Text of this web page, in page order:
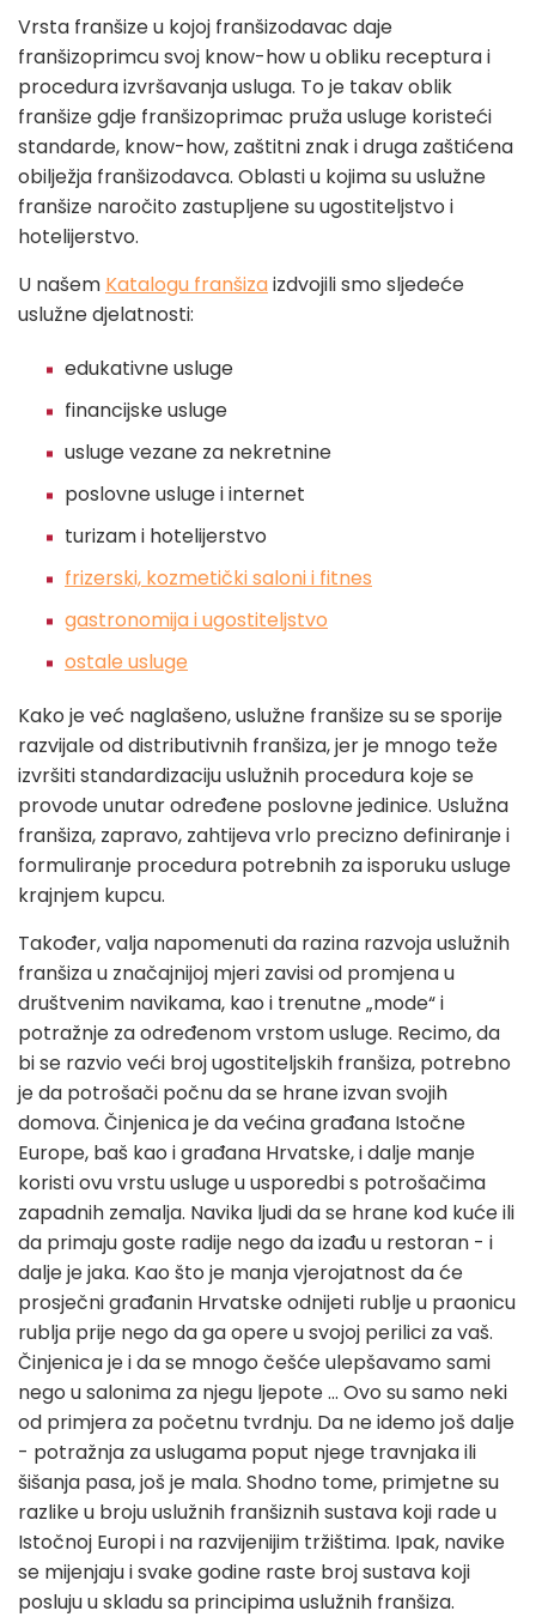
Vrsta franšize u kojoj franšizodavac daje
franšizoprimcu svoj know-how u obliku receptura i
procedura izvršavanja usluga. To je takav oblik
franšize gdje franšizoprimac pruža usluge koristeći
standarde, know-how, zaštitni znak i druga zaštićena
obilježja franšizodavca. Oblasti u kojima su uslužne
franšize naročito zastupljene su ugostiteljstvo i
hotelijerstvo.
U našem Katalogu franšizaizdvojili smo sljedeće
uslužne djelatnosti:
edukativne usluge
financijske usluge
usluge vezane za nekretnine
poslovne usluge i internet
turizam i hotelijerstvo
frizerski, kozmetički saloni i fitnes
gastronomija i ugostiteljstvo
ostale usluge
Kako je već naglašeno, uslužne franšize su se sporije
razvijale od distributivnih franšiza, jer je mnogo teže
izvršiti standardizaciju uslužnih procedura koje se
provode unutar određene poslovne jedinice. Uslužna
franšiza, zapravo, zahtijeva vrlo precizno definiranje i
formuliranje procedura potrebnih za isporuku usluge
krajnjem kupcu.
Također, valja napomenuti da razina razvoja uslužnih
franšiza u značajnijoj mjeri zavisi od promjena u
društvenim navikama, kao i trenutne „mode“ i
potražnje za određenom vrstom usluge. Recimo, da
bi se razvio veći broj ugostiteljskih franšiza, potrebno
je da potrošači počnu da se hrane izvan svojih
domova. Činjenica je da većina građana Istočne
Europe, baš kao i građana Hrvatske, i dalje manje
koristi ovu vrstu usluge u usporedbi s potrošačima
zapadnih zemalja. Navika ljudi da se hrane kod kuće ili
da primaju goste radije nego da izađu u restoran - i
dalje je jaka. Kao što je manja vjerojatnost da će
prosječni građanin Hrvatske odnijeti rublje u praonicu
rublja prije nego da ga opere u svojoj perilici za vaš.
Činjenica je i da se mnogo češće ulepšavamo sami
nego u salonima za njegu ljepote ... Ovo su samo neki
od primjera za početnu tvrdnju. Da ne idemo još dalje
- potražnja za uslugama poput njege travnjaka ili
šišanja pasa, još je mala. Shodno tome, primjetne su
razlike u broju uslužnih franšiznih sustava koji rade u
Istočnoj Europi i na razvijenijim tržištima. Ipak, navike
se mijenjaju i svake godine raste broj sustava koji
posluju u skladu sa principima uslužnih franšiza.